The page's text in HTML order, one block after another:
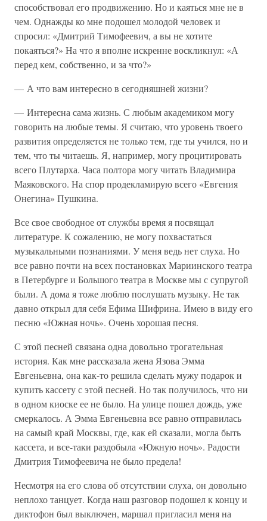
способствовал его продвижению. Но и каяться мне не в
чем. Однажды ко мне подошел молодой человек и
спросил: «Дмитрий Тимофеевич, а вы не хотите
покаяться?» На что я вполне искренне воскликнул: «А
перед кем, собственно, и за что?»
— А что вам интересно в сегодняшней жизни?
— Интересна сама жизнь. С любым академиком могу
говорить на любые темы. Я считаю, что уровень твоего
развития определяется не только тем, где ты учился, но и
тем, что ты читаешь. Я, например, могу процитировать
всего Плутарха. Часа полтора могу читать Владимира
Маяковского. На спор продекламирую всего «Евгения
Онегина» Пушкина.
Все свое свободное от службы время я посвящал
литературе. К сожалению, не могу похвастаться
музыкальными познаниями. У меня ведь нет слуха. Но
все равно почти на всех постановках Мариинского театра
в Петербурге и Большого театра в Москве мы с супругой
были. А дома я тоже люблю послушать музыку. Не так
давно открыл для себя Ефима Шифрина. Имею в виду его
песню «Южная ночь». Очень хорошая песня.
С этой песней связана одна довольно трогательная
история. Как мне рассказала жена Язова Эмма
Евгеньевна, она как-то решила сделать мужу подарок и
купить кассету с этой песней. Но так получилось, что ни
в одном киоске ее не было. На улице пошел дождь, уже
смеркалось. А Эмма Евгеньевна все равно отправилась
на самый край Москвы, где, как ей сказали, могла быть
кассета, и все-таки раздобыла «Южную ночь». Радости
Дмитрия Тимофеевича не было предела!
Несмотря на его слова об отсутствии слуха, он довольно
неплохо танцует. Когда наш разговор подошел к концу и
диктофон был выключен, маршал пригласил меня на